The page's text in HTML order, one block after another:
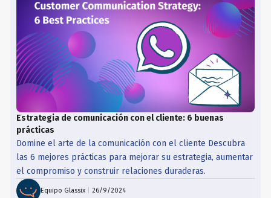
Estrategia de comunicación con el cliente: 6 buenas
prácticas
Domine el arte de la comunicación con el cliente Descubra
las 6 mejores prácticas para mejorar su estrategia, aumentar
el compromiso y construir relaciones duraderas.
Equipo Glassix |26/9/2024